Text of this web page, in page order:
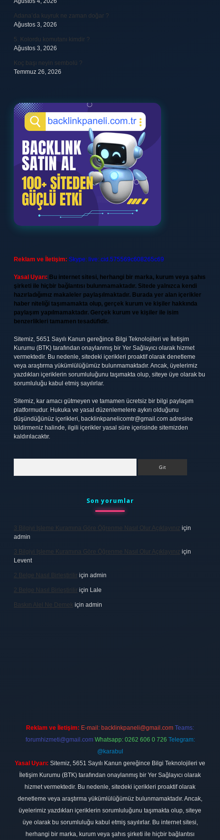
Adana’da kuyruk ne zaman doğar ?
Ağustos 3, 2026
5. Kolordu komutanı kimdir ?
Ağustos 3, 2026
Koç başı neyin sembolü ?
Temmuz 26, 2026
Reklam ve İletişim: Skype: live:.cid.575569c608265c69
Yasal Uyarı: Bu internet sitesi, herhangi bir marka, kurum veya şahıs
şirketi ile hiçbir bağlantısı bulunmamaktadır. Sitede yalnızca kendi
hazırladığımız makaleler paylaşılmaktadır. Burada yer alan içerikler
haber niteliği taşımamakta olup, gerçek kurum ve kişiler hakkında
paylaşım yapılmamaktadır. Gerçek kurum ve kişiler ile isim
benzerlikleri tamamen tesadüfidir.
Sitemiz, 5651 Sayılı Kanun gereğince Bilgi Teknolojileri ve İletişim
Kurumu (BTK) tarafından onaylanmış bir Yer Sağlayıcı olarak hizmet
vermektedir. Bu nedenle, sitedeki içerikleri proaktif olarak denetleme
veya araştırma yükümlülüğümüz bulunmamaktadır. Ancak, üyelerimiz
yazdıkları içeriklerin sorumluluğunu taşımakta olup, siteye üye olarak bu
sorumluluğu kabul etmiş sayılırlar.
Sitemiz, kar amacı gütmeyen ve tamamen ücretsiz bir bilgi paylaşım
platformudur. Hukuka ve yasal düzenlemelere aykırı olduğunu
düşündüğünüz içerikleri, backlinkpanelicomtr@gmail.com adresine
bildirmeniz halinde, ilgili içerikler yasal süre içerisinde sitemizden
kaldırılacaktır.
Son yorumlar
3 Bilgiyi Işleme Kuramına Göre Öğrenme Nasıl Olur Açıklayınız için
admin
3 Bilgiyi Işleme Kuramına Göre Öğrenme Nasıl Olur Açıklayınız için
Levent
2 Belge Nasıl Birleştirilir için admin
2 Belge Nasıl Birleştirilir için Lale
Baskın Alel Ne Demek için admin
Reklam ve İletişim: E-mail: backlinkpaneli@gmail.com Teams:
forumhizmeti@gmail.com Whatsapp: 0262 606 0 726 Telegram:
@karabul
Yasal Uyarı: Sitemiz, 5651 Sayılı Kanun gereğince Bilgi Teknolojileri ve
İletişim Kurumu (BTK) tarafından onaylanmış bir Yer Sağlayıcı olarak
hizmet vermektedir. Bu nedenle, sitedeki içerikleri proaktif olarak
denetleme veya araştırma yükümlülüğümüz bulunmamaktadır. Ancak,
üyelerimiz yazdıkları içeriklerin sorumluluğunu taşımakta olup, siteye
üye olarak bu sorumluluğu kabul etmiş sayılırlar. Bu internet sitesi,
herhangi bir marka, kurum veya şahıs şirketi ile hiçbir bağlantısı